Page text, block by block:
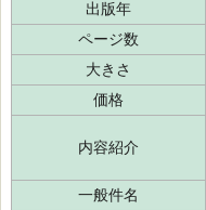
出版年
ページ数
大きさ
価格
内容紹介
一般件名